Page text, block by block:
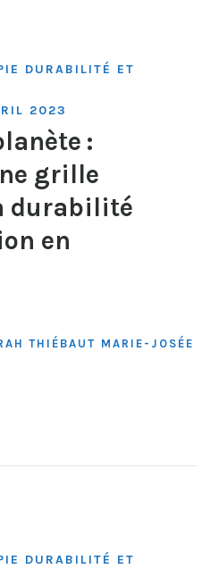
DURABILITÉ ET
2023
:
grille
durabilité
en
THIÉBAUT MARIE-JOSÉE
DURABILITÉ ET